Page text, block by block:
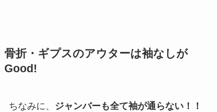
骨折・ギプスのアウターは袖なしが
Good!
ちなみに、 ジャンバーも全て袖が通らない！！